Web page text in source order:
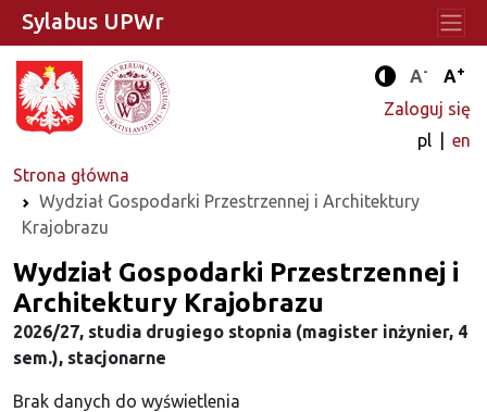
Tryb
A- A+
Zaloguj się
pl
en
Strona główna
Wydział Gospodarki Przestrzennej i Architektury
Krajobrazu
Sylabus UPWr
Wydział Gospodarki Przestrzennej i
Architektury Krajobrazu
2026/27, studia drugiego stopnia (magister inżynier, 4
sem.), stacjonarne
Brak danych do wyświetlenia